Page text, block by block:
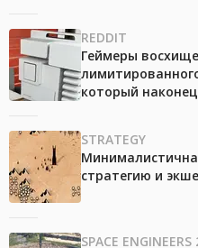
REDDIT
Геймеры
который
STRATEGY
стратегию и
SPACE ENGINEERS